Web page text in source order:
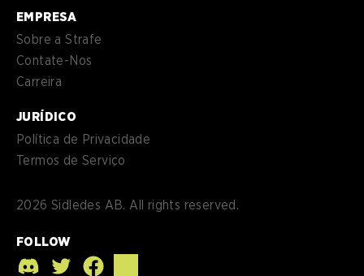
EMPRESA
Sobre a Strafe
Contate-Nos
Carreira
JURÍDICO
Política de Privacidade
Termos de Serviço
2026 Sidledes AB. All rights reserved.
FOLLOW